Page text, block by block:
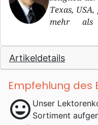
Texas,
mehr als
welches
wurde. Sein
2009 den
gewonnen
erhielt
erhielt
University
Artikeldetails
Empfehlung des
mood Unser
Sortiment